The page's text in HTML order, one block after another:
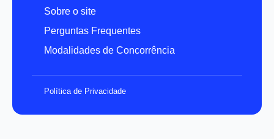
Sobre o site
Perguntas Frequentes
Modalidades de Concorrência
Política de Privacidade